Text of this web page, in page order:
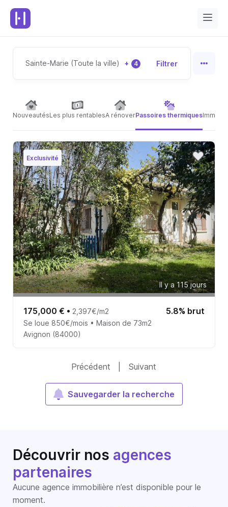
Sainte-Marie (Toute la ville) + 4 Filtrer
NouveautésLes plus rentablesA rénoverPassoires thermiques
Exclusivité
Il y a 115 jours
175,000 € • 2,397€/m2 5.8% brut
Se loue 850€/mois • Maison de 73m2
Avignon (84000)
Précédent Suivant
Sauvegarder la recherche
Découvrir nos agences
partenaires
Aucune agence immobilière n’est disponible pour le
moment.